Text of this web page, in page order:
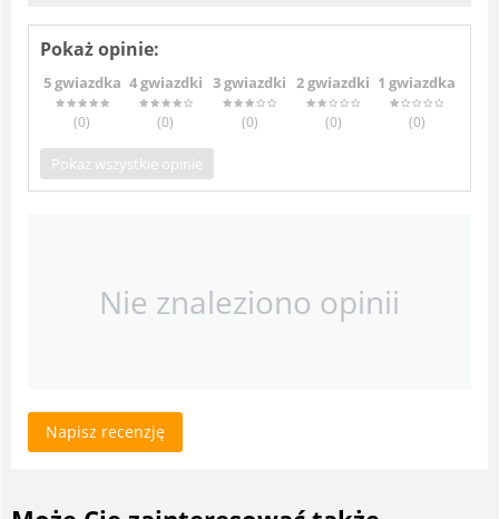
Pokaż opinie:
5 gwiazdka
(0)
4 gwiazdki
(0)
3 gwiazdki
(0)
2 gwiazdki
(0)
1 gwiazdka
(0)
Pokaż wszystkie opinie
Nie znaleziono opinii
Napisz recenzję